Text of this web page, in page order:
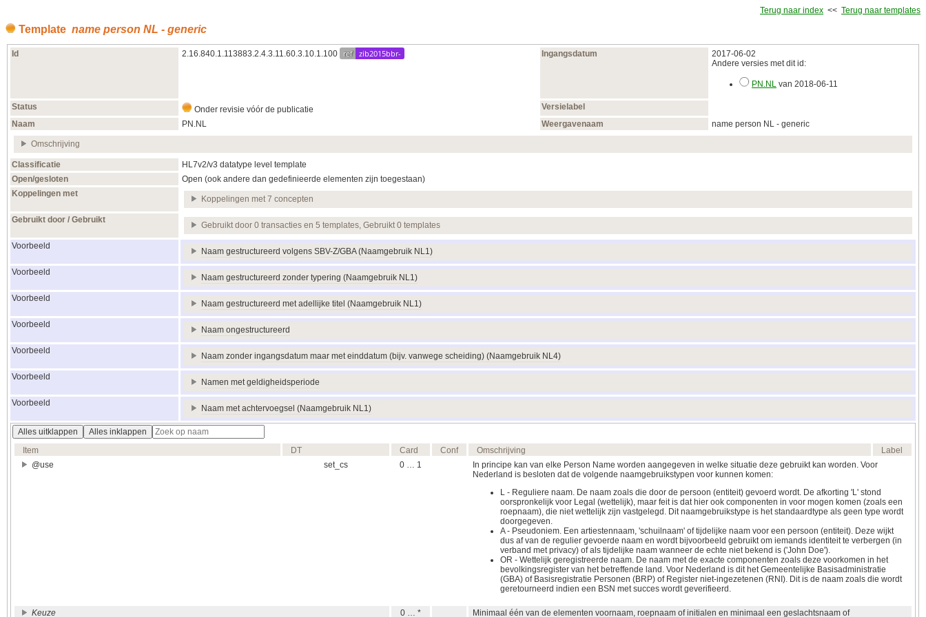
Terug naar index << Terug naar templates
Template name person NL - generic
Id 2.16.840.1.113883.2.4.3.11.60.3.10.1.100 ref zib2015bbr- Ingangsdatum
2017‑06‑02
Andere versies met dit id:
PN.NL van 2018‑06‑11
Status Onder revisie vóór de publicatie
Versielabel
Naam
PN.NL Weergavenaam name person NL - generic
Omschrijving
Classificatie
HL7v2/v3 datatype level template
Open/gesloten
Open (ook andere dan gedefinieerde elementen zijn toegestaan)
Koppelingen met
Koppelingen met 7 concepten
Gebruikt door / Gebruikt
Gebruikt door 0 transacties en 5 templates, Gebruikt 0 templates
Voorbeeld
Naam gestructureerd volgens SBV-Z/GBA (Naamgebruik NL1)
Voorbeeld
Naam gestructureerd zonder typering (Naamgebruik NL1)
Voorbeeld
Naam gestructureerd met adellijke titel (Naamgebruik NL1)
Voorbeeld
Naam ongestructureerd
Voorbeeld
Naam zonder ingangsdatum maar met einddatum (bijv. vanwege scheiding) (Naamgebruik NL4)
Voorbeeld
Namen met geldigheidsperiode
Voorbeeld
Naam met achtervoegsel (Naamgebruik NL1)
Alles uitklappen
Alles inklappen
Item
DT Card Conf Omschrijving
Label
@use
set_cs 0 … 1
In principe kan van elke Person Name worden aangegeven in welke situatie deze gebruikt kan worden. Voor
Nederland is besloten dat de volgende naamgebruikstypen voor kunnen komen:
L - Reguliere naam. De naam zoals die door de persoon (entiteit) gevoerd wordt. De afkorting 'L' stond
oorspronkelijk voor Legal (wettelijk), maar feit is dat hier ook componenten in voor mogen komen (zoals een
roepnaam), die niet wettelijk zijn vastgelegd. Dit naamgebruikstype is het standaardtype als geen type wordt
doorgegeven.
A - Pseudoniem. Een artiestennaam, 'schuilnaam' of tijdelijke naam voor een persoon (entiteit). Deze wijkt
dus af van de regulier gevoerde naam en wordt bijvoorbeeld gebruikt om iemands identiteit te verbergen (in
verband met privacy) of als tijdelijke naam wanneer de echte niet bekend is ('John Doe').
OR - Wettelijk geregistreerde naam. De naam met de exacte componenten zoals deze voorkomen in het
bevolkingsregister van het betreffende land. Voor Nederland is dit het Gemeentelijke Basisadministratie
(GBA) of Basisregistratie Personen (BRP) of Register niet-ingezetenen (RNI). Dit is de naam zoals die wordt
geretourneerd indien een BSN met succes wordt geverifieerd.
Keuze 0 … *
Minimaal één van de elementen voornaam, roepnaam of initialen en minimaal een geslachtsnaam of